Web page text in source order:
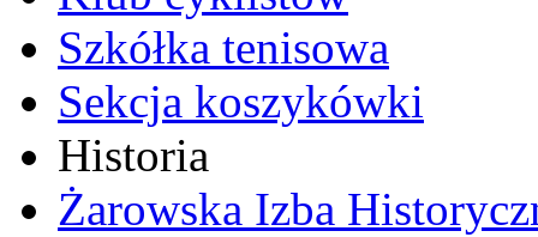
Szkółka tenisowa
Sekcja koszykówki
Historia
Żarowska Izba